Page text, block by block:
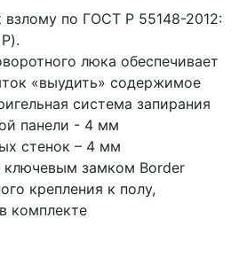
взлому по ГОСТ Р 55148-2012:
люка обеспечивает
«выудить» содержимое
система запирания
панели - 4 мм
стенок – 4 мм
ключевым замком Border
крепления к полу,
комплекте